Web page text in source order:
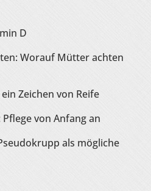
D
Worauf Mütter achten
Zeichen von Reife
von Anfang an
als mögliche